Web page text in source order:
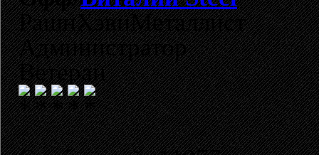
РашнХэвиМеталлист
Администратор
Ветеран